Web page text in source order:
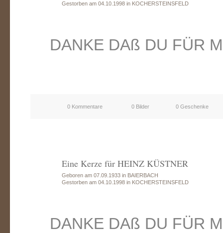
Gestorben am 04.10.1998 in KOCHERSTEINSFELD
DANKE DAß DU FÜR
0 Kommentare 0 Bilder 0 Geschenke
Eine Kerze für HEINZ KÜSTNER
Geboren am 07.09.1933 in BAIERBACH
Gestorben am 04.10.1998 in KOCHERSTEINSFELD
DANKE DAß DU FÜR